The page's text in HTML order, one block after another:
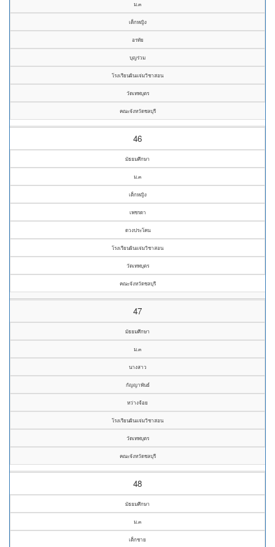
ม.๓
เด็กหญิง
อรทัย
บุญร่วม
โรงเรียนผินแจ่มวิชาสอน
วัดเทพบุตร
คณะจังหวัดชลบุรี
46
มัธยมศึกษา
ม.๓
เด็กหญิง
เพชรดา
ดวงประโคน
โรงเรียนผินแจ่มวิชาสอน
วัดเทพบุตร
คณะจังหวัดชลบุรี
47
มัธยมศึกษา
ม.๓
นางสาว
กัญญาพันธ์
หว่างจ้อย
โรงเรียนผินแจ่มวิชาสอน
วัดเทพบุตร
คณะจังหวัดชลบุรี
48
มัธยมศึกษา
ม.๓
เด็กชาย